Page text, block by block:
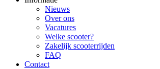
Nieuws
Over ons
Vacatures
Welke scooter?
Zakelijk scooterrijden
FAQ
Contact